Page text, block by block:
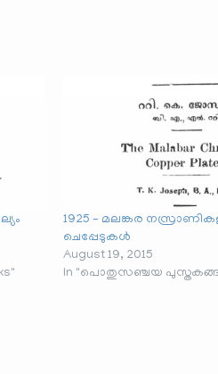
1925 – മലങ്കര
ചെപ്പേടുകൾ
August 19, 2015
In "പൊതുസഞ്ചയ